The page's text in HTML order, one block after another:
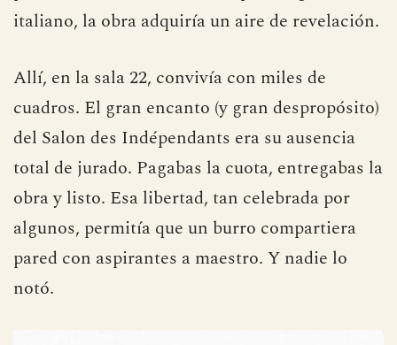
aura del salón, la iluminación precisa y la
italiano, la obra adquiría un aire de revelación.
Allí, en la sala 22, convivía con miles de
cuadros. El gran encanto (y gran despropósito)
del Salon des Indépendants era su ausencia
total de jurado. Pagabas la cuota, entregabas la
obra y listo. Esa libertad, tan celebrada por
algunos, permitía que un burro compartiera